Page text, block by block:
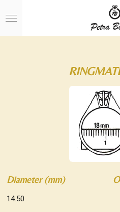
direct
Diameter (mm)
14.50